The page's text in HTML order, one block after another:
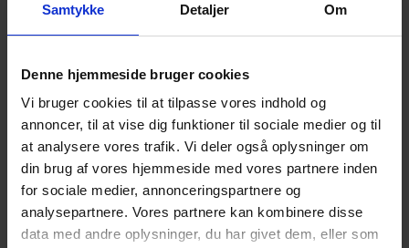
Samtykke Detaljer Om
Denne hjemmeside bruger cookies
Vi bruger cookies til at tilpasse vores indhold og
annoncer, til at vise dig funktioner til sociale medier og til
at analysere vores trafik. Vi deler også oplysninger om
din brug af vores hjemmeside med vores partnere inden
for sociale medier, annonceringspartnere og
analysepartnere. Vores partnere kan kombinere disse
data med andre oplysninger, du har givet dem, eller som
at forbedre mulighederne for at tiltrække
udenlandsk arbejdskraft for at imødekomme den
trussel. Det ville være klogt at se på reformer nu,
for også her er det så at sige bedre at forebygge
end at helbrede. Vi kan spare danske
virksomheder og det danske samfund for meget,
hvis vi letter presset på arbejdsmarkedet, før det
for alvor strammer til,” siger Brian Mikkelsen.